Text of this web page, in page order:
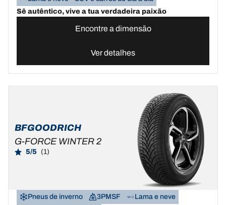
Sê autêntico, vive a tua verdadeira paixão
Encontre a dimensão
Ver detalhes
BFGOODRICH
G-FORCE WINTER 2
5/5 (1)
Pneus de inverno 3PMSF
Lama e neve